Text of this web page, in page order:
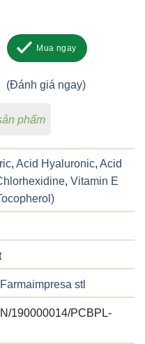
(Đánh giá ngay)
phẩm
, Acid Hyaluronic, Acid
, Vitamin E
stl
190000014/PCBPL-
Mua ngay